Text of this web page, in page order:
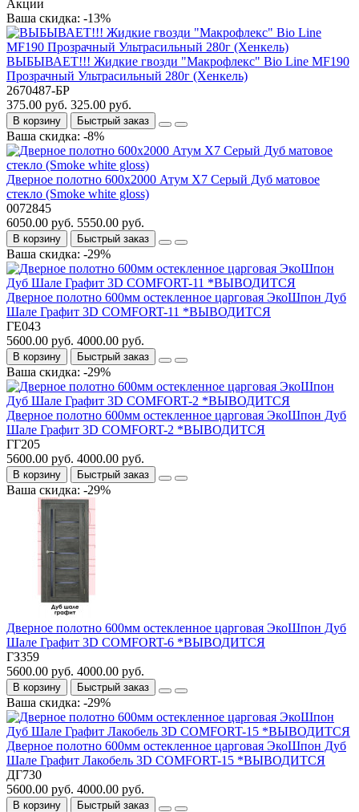
Акции
Ваша скидка: -13%
ВЫБЫВАЕТ!!! Жидкие гвозди "Макрофлекс" Bio Line MF190
Прозрачный Ультрасильный 280г (Хенкель)
2670487-БР
375.00 руб. 325.00 руб.
В корзину Быстрый заказ
Ваша скидка: -8%
Дверное полотно 600x2000 Атум Х7 Серый Дуб матовое
стекло (Smoke white gloss)
0072845
6050.00 руб. 5550.00 руб.
В корзину Быстрый заказ
Ваша скидка: -29%
Дверное полотно 600мм остекленное царговая ЭкоШпон Дуб
Шале Графит 3D COMFORT-11 *ВЫВОДИТСЯ
ГЕ043
5600.00 руб. 4000.00 руб.
В корзину Быстрый заказ
Ваша скидка: -29%
Дверное полотно 600мм остекленное царговая ЭкоШпон Дуб
Шале Графит 3D COMFORT-2 *ВЫВОДИТСЯ
ГГ205
5600.00 руб. 4000.00 руб.
В корзину Быстрый заказ
Ваша скидка: -29%
Дверное полотно 600мм остекленное царговая ЭкоШпон Дуб
Шале Графит 3D COMFORT-6 *ВЫВОДИТСЯ
ГЗ359
5600.00 руб. 4000.00 руб.
В корзину Быстрый заказ
Ваша скидка: -29%
Дверное полотно 600мм остекленное царговая ЭкоШпон Дуб
Шале Графит Лакобель 3D COMFORT-15 *ВЫВОДИТСЯ
ДГ730
5600.00 руб. 4000.00 руб.
В корзину Быстрый заказ